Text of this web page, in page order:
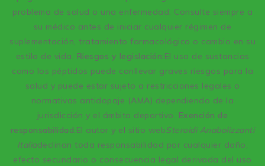
problema de salud o una enfermedad. Consulte siempre a
su médico antes de iniciar cualquier régimen de
suplementación, tratamiento farmacológico o cambio en su
estilo de vida. Riesgos y legislación:El uso de sustancias
como los péptidos puede conllevar graves riesgos para la
salud y puede estar sujeto a restricciones legales o
normativas antidopaje (AMA) dependiendo de la
jurisdicción y el ámbito deportivo. Exención de
responsabilidad:El autor y el sitio webSteroidi Anabolizzanti
Italiadeclinan toda responsabilidad por cualquier daño,
efecto secundario o consecuencia legal derivada del uso